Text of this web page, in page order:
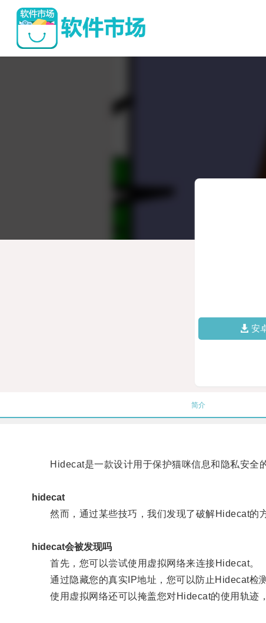
安
简介
Hidecat是一款设计用于保护猫咪信息和隐私安全的
hidecat
然而，通过某些技巧，我们发现了破解Hidecat的方
hidecat会被发现吗
首先，您可以尝试使用虚拟网络来连接Hidecat。
通过隐藏您的真实IP地址，您可以防止Hidecat检测
使用虚拟网络还可以掩盖您对Hidecat的使用轨迹，